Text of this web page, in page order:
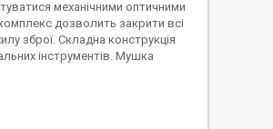
механічними оптичними
дозволить закрити всі
зброї. Складна конструкція
інструментів. Мушка